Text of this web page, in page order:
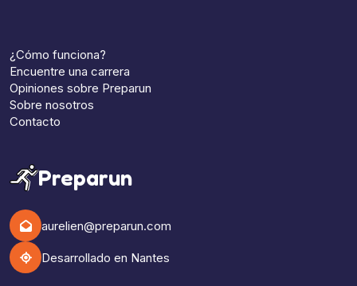
¿Cómo funciona?
Encuentre una carrera
Opiniones sobre Preparun
Sobre nosotros
Contacto
Preparun
aurelien@preparun.com
Desarrollado en Nantes